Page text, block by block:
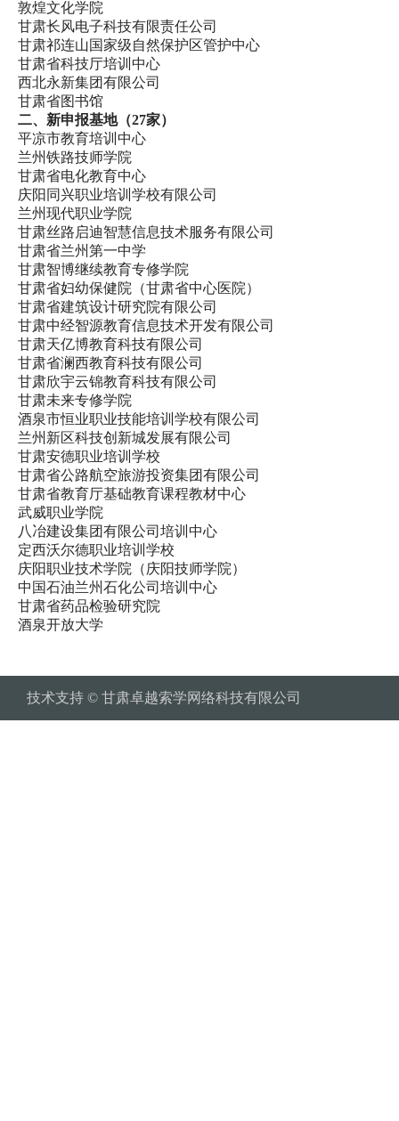
敦煌文化学院
甘肃长风电子科技有限责任公司
甘肃祁连山国家级自然保护区管护中心
甘肃省科技厅培训中心
西北永新集团有限公司
甘肃省图书馆
二、新申报基地（27家）
平凉市教育培训中心
兰州铁路技师学院
甘肃省电化教育中心
庆阳同兴职业培训学校有限公司
兰州现代职业学院
甘肃丝路启迪智慧信息技术服务有限公司
甘肃省兰州第一中学
甘肃智博继续教育专修学院
甘肃省妇幼保健院（甘肃省中心医院）
甘肃省建筑设计研究院有限公司
甘肃中经智源教育信息技术开发有限公司
甘肃天亿博教育科技有限公司
甘肃省澜西教育科技有限公司
甘肃欣宇云锦教育科技有限公司
甘肃未来专修学院
酒泉市恒业职业技能培训学校有限公司
兰州新区科技创新城发展有限公司
甘肃安德职业培训学校
甘肃省公路航空旅游投资集团有限公司
甘肃省教育厅基础教育课程教材中心
武威职业学院
八冶建设集团有限公司培训中心
定西沃尔德职业培训学校
庆阳职业技术学院（庆阳技师学院）
中国石油兰州石化公司培训中心
甘肃省药品检验研究院
酒泉开放大学
技术支持 © 甘肃卓越索学网络科技有限公司